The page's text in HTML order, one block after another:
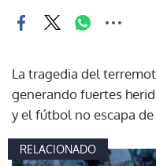
La tragedia del
generando fuertes
y el fútbol no escapa de
RELACIONADO